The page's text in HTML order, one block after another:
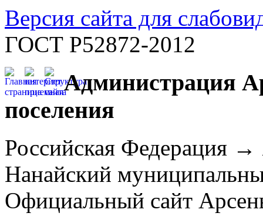
Версия сайта для
ГОСТ Р52872-2012
Администрация
поселения
Российская Федерация
Нанайский
Официальный сайт